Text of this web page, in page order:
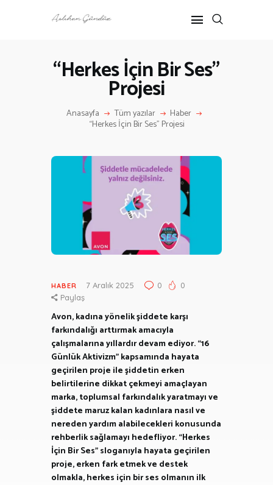
“Herkes İçin Bir Ses”
Projesi
Anasayfa Tüm yazılar Haber
“Herkes İçin Bir Ses” Projesi
ANASAYFA
ANNE-ÇOCUK
HAKKIMDA
İLETIŞIM
HABER 7 Aralık 2025 0
0
Paylaş
Avon, kadına yönelik şiddete karşı
farkındalığı arttırmak amacıyla
çalışmalarına yıllardır devam ediyor. “16
Günlük Aktivizm” kapsamında hayata
geçirilen proje ile şiddetin erken
belirtilerine dikkat çekmeyi amaçlayan
marka, toplumsal farkındalık yaratmayı ve
şiddete maruz kalan kadınlara nasıl ve
nereden yardım alabilecekleri konusunda
rehberlik sağlamayı hedefliyor. “Herkes
İçin Bir Ses” sloganıyla hayata geçirilen
proje, erken fark etmek ve destek
olmakla, herkes için bir ses olmanın ilk